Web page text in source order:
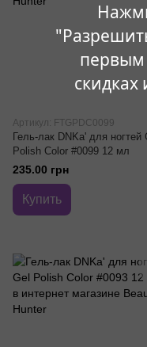
скидках
Артикул: FTGPDC0099
Гель-лак DNKa' для ногтей
Polish Color #0099 12 мл
235.00 грн
Купить